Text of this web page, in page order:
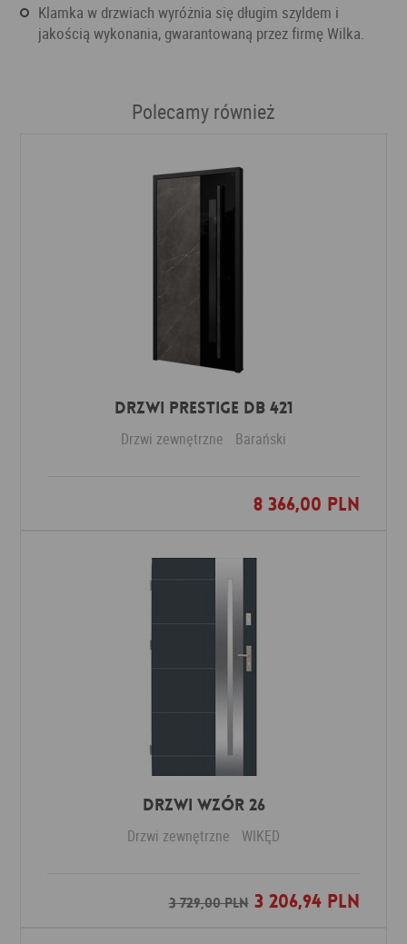
Klamka w drzwiach wyróżnia się długim szyldem i
jakością wykonania, gwarantowaną przez firmę Wilka.
Polecamy również
Drzwi PRESTIGE DB 421
Drzwi zewnętrzne Barański
8 366,00 PLN
Dodaj do ulubionych
Drzwi Wzór 26
Drzwi zewnętrzne WIKĘD
3 729,00 PLN3 206,94 PLN
Dodaj do ulubionych